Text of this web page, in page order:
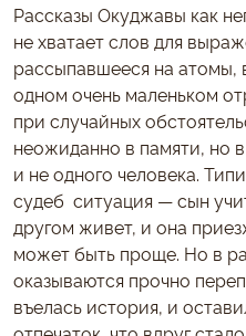
Рассказы Окуджавы как
не хватает слов для
рассыпавшееся на атомы,
одном очень маленьком
при случайных
неожиданно в памяти, но
и не одного человека.
судеб ситуация — сын
другом живет, и она
может быть проще. Но в
оказываются прочно
въелась история, и